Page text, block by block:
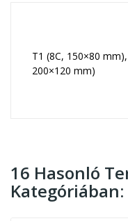
T1 (8C, 150×80
200×120 mm)
16 Hasonló
Kategóriában: